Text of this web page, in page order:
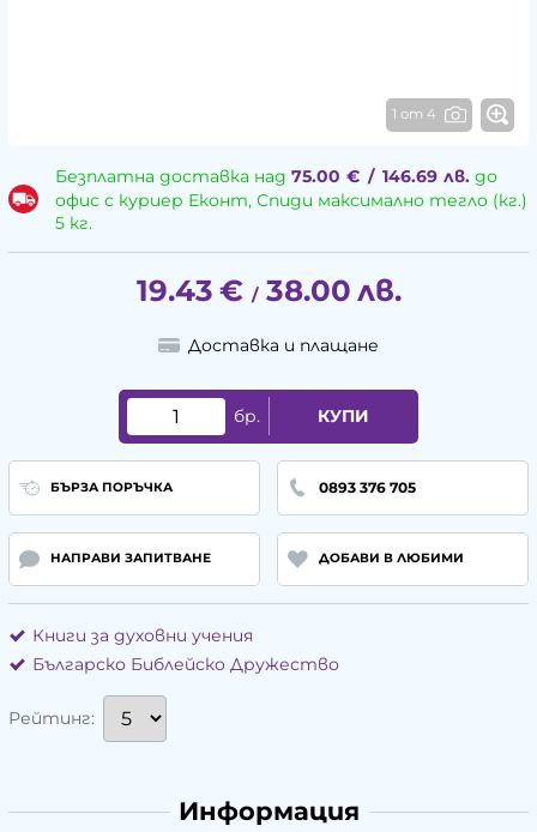
1 от 4
Безплатна доставка над 75.00 € / 146.69 лв.до
офис с куриер Еконт, Спиди максимално тегло (кг.)
5 кг.
19.43 € / 38.00 лв.
Доставка и плащане
бр. КУПИ
БЪРЗА ПОРЪЧКА 0893 376 705
НАПРАВИ ЗАПИТВАНЕ ДОБАВИ В ЛЮБИМИ
Книги за духовни учения
Българско Библейско Дружество
Рейтинг:
Информация